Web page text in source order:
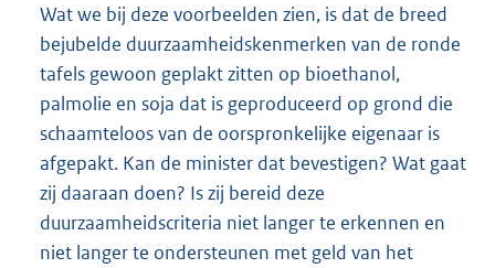
Wat we bij deze voorbeelden zien, is dat de breed
bejubelde duurzaamheidskenmerken van de ronde
tafels gewoon geplakt zitten op bioethanol,
palmolie en soja dat is geproduceerd op grond die
schaamteloos van de oorspronkelijke eigenaar is
afgepakt. Kan de minister dat bevestigen? Wat gaat
zij daaraan doen? Is zij bereid deze
duurzaamheidscriteria niet langer te erkennen en
niet langer te ondersteunen met geld van het